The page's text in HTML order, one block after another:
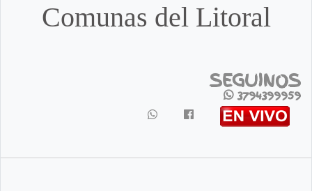
Comunas del Litoral
SEGUINOS
3794399959